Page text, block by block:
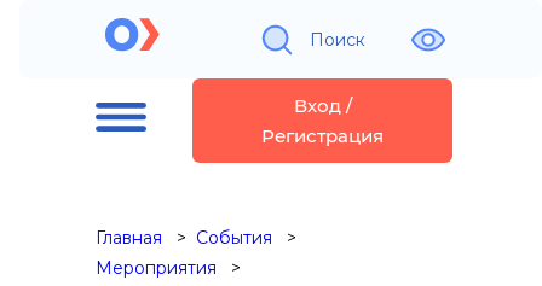
Поиск
Вход /
Регистрация
Главная
События
Мероприятия